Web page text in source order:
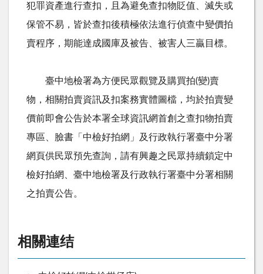
犯罪資產進行查扣，且為避免查扣物貶值、滅失或
保管不易，皆於查扣後積極依法進行偵查中變價拍
賣程序，期能達成國庫及被告、被害人三贏目標。
臺中地檢署為方便民眾觀覽及購買拍(變)賣
物，相關拍賣資訊及扣案務實體圖檔，均於拍賣變
價前即會公告於本署全球資訊網首創之查扣物拍賣
專區、臉書「中檢好拍網」及行政執行署臺中分署
網頁供民眾預先查詢，請有興趣之民眾持續鎖定中
檢好拍網、臺中地檢署及行政執行署臺中分署相關
之拍賣公告。
相關連结